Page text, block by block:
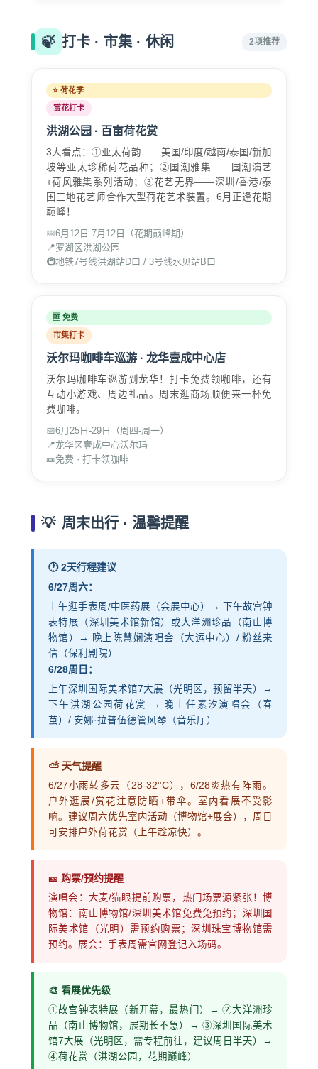
🍃 打卡 · 市集 · 休闲 2项推荐
⭐ 荷花季
赏花打卡
洪湖公园 · 百亩荷花赏
3大看点：①亚太荷韵——美国/印度/越南/泰国/新加
坡等亚太珍稀荷花品种；②国潮雅集——国潮演艺
+荷风雅集系列活动；③花艺无界——深圳/香港/泰
国三地花艺师合作大型荷花艺术装置。6月正逢花期
巅峰！
📅6月12日-7月12日（花期巅峰期）
📍罗湖区洪湖公园
🚇地铁7号线洪湖站D口 / 3号线水贝站B口
🆓 免费
市集打卡
沃尔玛咖啡车巡游 · 龙华壹成中心店
沃尔玛咖啡车巡游到龙华！打卡免费领咖啡，还有
互动小游戏、周边礼品。周末逛商场顺便来一杯免
费咖啡。
📅6月25日-29日（周四-周一）
📍龙华区壹成中心沃尔玛
🎫免费 · 打卡领咖啡
💡 周末出行 · 温馨提醒
🕐 2天行程建议
6/27周六：
上午逛手表周/中医药展（会展中心）→ 下午故宫钟
表特展（深圳美术馆新馆）或大洋洲珍品（南山博
物馆）→ 晚上陈慧娴演唱会（大运中心）/ 粉丝来
信（保利剧院）
6/28周日：
上午深圳国际美术馆7大展（光明区，预留半天）→
下午洪湖公园荷花赏 → 晚上任素汐演唱会（春
茧）/ 安娜·拉普伍德管风琴（音乐厅）
⛅ 天气提醒
6/27小雨转多云（28-32°C），6/28炎热有阵雨。
户外逛展/赏花注意防晒+带伞。室内看展不受影
响。建议周六优先室内活动（博物馆+展会），周日
可安排户外荷花赏（上午趁凉快）。
🎫 购票/预约提醒
演唱会：大麦/猫眼提前购票，热门场票源紧张！博
物馆：南山博物馆/深圳美术馆免费免预约；深圳国
际美术馆（光明）需预约购票；深圳珠宝博物馆需
预约。展会：手表周需官网登记入场码。
🎨 看展优先级
①故宫钟表特展（新开幕，最热门）→ ②大洋洲珍
品（南山博物馆，展期长不急）→ ③深圳国际美术
馆7大展（光明区，需专程前往，建议周日半天）→
④荷花赏 （洪湖公园，花期巅峰）